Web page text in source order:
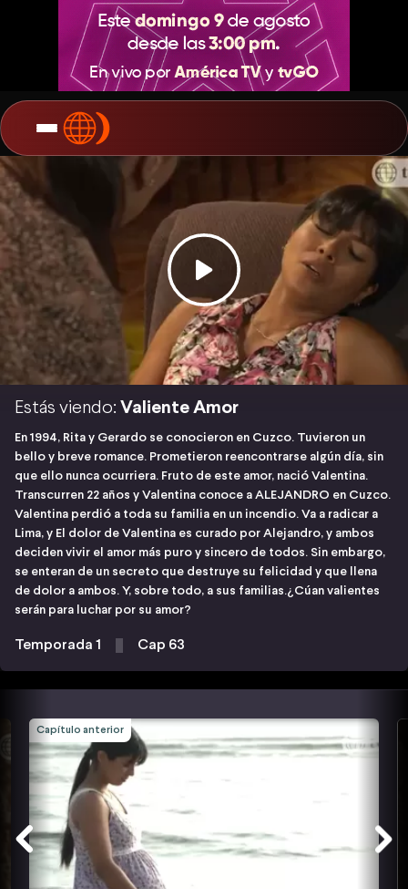
Estás viendo: Valiente Amor
En 1994, Rita y Gerardo se conocieron en Cuzco. Tuvieron un
bello y breve romance. Prometieron reencontrarse algún día, sin
que ello nunca ocurriera. Fruto de este amor, nació Valentina.
Transcurren 22 años y Valentina conoce a ALEJANDRO en Cuzco.
Valentina perdió a toda su familia en un incendio. Va a radicar a
Lima, y El dolor de Valentina es curado por Alejandro, y ambos
deciden vivir el amor más puro y sincero de todos. Sin embargo,
se enteran de un secreto que destruye su felicidad y que llena
de dolor a ambos. Y, sobre todo, a sus familias.¿Cúan valientes
serán para luchar por su amor?
Temporada 1 Cap 63
Capítulo anterior